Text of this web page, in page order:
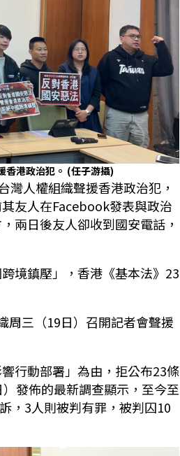
香港政治犯。 (任子游攝)
灣人權組織聲援香港政治犯，
友人在Facebook發表與政治
兩日後友人卻收到國安電話，
境鎮壓」，香港《基本法》23
周三（19日）召開記者會聲援
行動部署」為由，拒公布23條
發佈的最新調查顯示，至今至
，3人則被判有罪，被判囚10